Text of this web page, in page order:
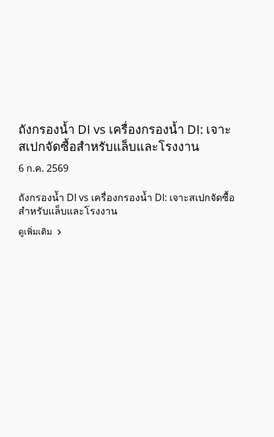
ถังกรองน้ำ DI vs เครื่องกรองน้ำ DI: เจาะ
สเปกจัดซื้อสำหรับแล็บและโรงงาน
6 ก.ค. 2569
ถังกรองน้ำ DI vs เครื่องกรองน้ำ DI: เจาะสเปกจัดซื้อ
สำหรับแล็บและโรงงาน
ดูเพิ่มเติม